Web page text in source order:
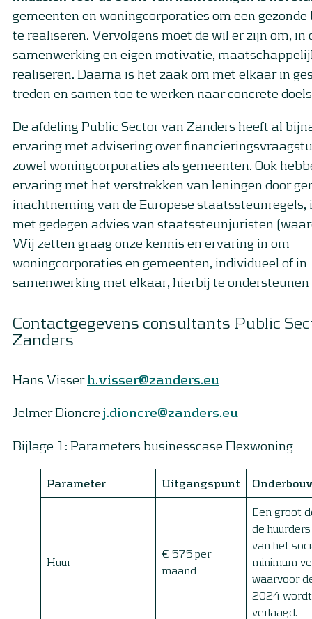
gemeenten en woningcorporaties om een gezonde
te realiseren. Vervolgens moet de wil er zijn om, in
samenwerking en eigen motivatie,
realiseren. Daarna is het zaak om met elkaar in
treden en samen toe te werken naar concrete
De afdeling Public Sector van Zanders heeft al
ervaring met advisering over
zowel woningcorporaties als gemeenten. Ook
ervaring met het verstrekken van leningen door
inachtneming van de Europese
met gedegen advies van staatssteunjuristen
Wij zetten graag onze kennis en ervaring in om
woningcorporaties en gemeenten, individueel of in
samenwerking met elkaar, hierbij te
Contactgegevens consultants Public
Zanders
Hans Visserh.visser@zanders.eu
Jelmer Dioncre j.dioncre@zanders.eu
Bijlage 1: Parameters businesscase Flexwoning
Parameter Uitgangspunt
Huur
€ 575 per
maand
Een groot
de
van het
minimum
waarvoor
2024 wordt
verlaagd.